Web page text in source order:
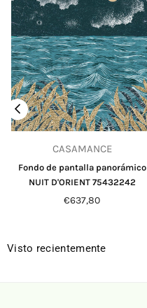
CASAMANCE
Fondo de pantalla panorámico
NUIT D'ORIENT 75432242
Precio
€637,80
Visto recientemente